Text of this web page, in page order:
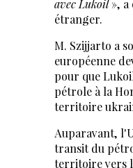
avec Lukoil», a
étranger.
M. Szijjarto a
européenne
pour que
pétrole à la
territoire
Auparavant,
transit du
territoire vers